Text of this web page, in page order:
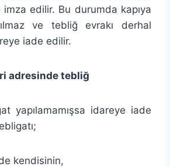
edilir. Bu durumda kapıya
ve tebliğ evrakı derhal
iade edilir.
adresinde tebliğ
yapılamamışsa idareye iade
kendisinin,